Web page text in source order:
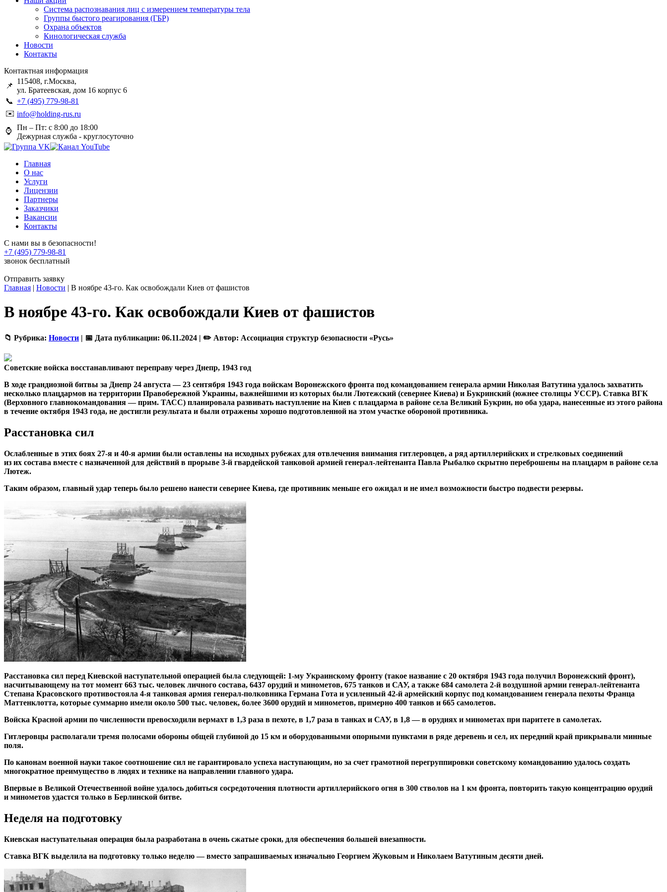
Система распознавания лиц с измерением температуры тела
Группы быстого реагирования (ГБР)
Охрана объектов
Кинологическая служба
Новости
Контакты
Контактная информация
📌
115408, г.Москва,
ул. Братеевская, дом 16 корпус 6
📞 +7 (495) 779-98-81
✉️ info@holding-rus.ru
⌚️ Пн – Пт: с 8:00 до 18:00
Дежурная служба - круглосуточно
Главная
О нас
Услуги
Лицензии
Партнеры
Заказчики
Вакансии
Контакты
С нами вы в безопасности!
+7 (495) 779-98-81
звонок бесплатный
Отправить заявку
Главная | Новости | В ноябре 43-го. Как освобождали Киев от фашистов
В ноябре 43-го. Как освобождали Киев от фашистов
📁 Рубрика: Новости | 📅 Дата публикации: 06.11.2024 | ✏️ Автор: Ассоциация структур безопасности «Русь»
Советские войска восстанавливают переправу через Днепр, 1943 год
В ходе грандиозной битвы за Днепр 24 августа — 23 сентября 1943 года войскам Воронежского фронта под командованием генерала армии Николая Ватутина удалось захватить
несколько плацдармов на территории Правобережной Украины, важнейшими из которых были Лютежский (севернее Киева) и Букринский (южнее столицы УССР). Ставка ВГК
(Верховного главнокомандования — прим. ТАСС) планировала развивать наступление на Киев с плацдарма в районе села Великий Букрин, но оба удара, нанесенные из этого района
в течение октября 1943 года, не достигли результата и были отражены хорошо подготовленной на этом участке обороной противника.
Расстановка сил
Ослабленные в этих боях 27-я и 40-я армии были оставлены на исходных рубежах для отвлечения внимания гитлеровцев, а ряд артиллерийских и стрелковых соединений
из их состава вместе с назначенной для действий в прорыве 3-й гвардейской танковой армией генерал-лейтенанта Павла Рыбалко скрытно переброшены на плацдарм в районе села
Лютеж.
Таким образом, главный удар теперь было решено нанести севернее Киева, где противник меньше его ожидал и не имел возможности быстро подвести резервы.
Расстановка сил перед Киевской наступательной операцией была следующей: 1-му Украинскому фронту (такое название с 20 октября 1943 года получил Воронежский фронт),
насчитывающему на тот момент 663 тыс. человек личного состава, 6437 орудий и минометов, 675 танков и САУ, а также 684 самолета 2-й воздушной армии генерал-лейтенанта
Степана Красовского противостояла 4-я танковая армия генерал-полковника Германа Гота и усиленный 42-й армейский корпус под командованием генерала пехоты Франца
Маттенклотта, которые суммарно имели около 500 тыс. человек, более 3600 орудий и минометов, примерно 400 танков и 665 самолетов.
Войска Красной армии по численности превосходили вермахт в 1,3 раза в пехоте, в 1,7 раза в танках и САУ, в 1,8 — в орудиях и минометах при паритете в самолетах.
Гитлеровцы располагали тремя полосами обороны общей глубиной до 15 км и оборудованными опорными пунктами в ряде деревень и сел, их передний край прикрывали минные
поля.
По канонам военной науки такое соотношение сил не гарантировало успеха наступающим, но за счет грамотной перегруппировки советскому командованию удалось создать
многократное преимущество в людях и технике на направлении главного удара.
Впервые в Великой Отечественной войне удалось добиться сосредоточения плотности артиллерийского огня в 300 стволов на 1 км фронта, повторить такую концентрацию орудий
и минометов удастся только в Берлинской битве.
Неделя на подготовку
Киевская наступательная операция была разработана в очень сжатые сроки, для обеспечения большей внезапности.
Ставка ВГК выделила на подготовку только неделю — вместо запрашиваемых изначально Георгием Жуковым и Николаем Ватутиным десяти дней.